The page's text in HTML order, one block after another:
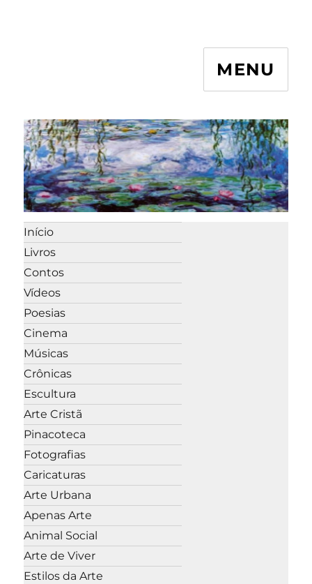
MENU
Início
Livros
Contos
Vídeos
Poesias
Cinema
Músicas
Crônicas
Escultura
Arte Cristã
Pinacoteca
Fotografias
Caricaturas
Arte Urbana
Apenas Arte
Animal Social
Arte de Viver
Estilos da Arte